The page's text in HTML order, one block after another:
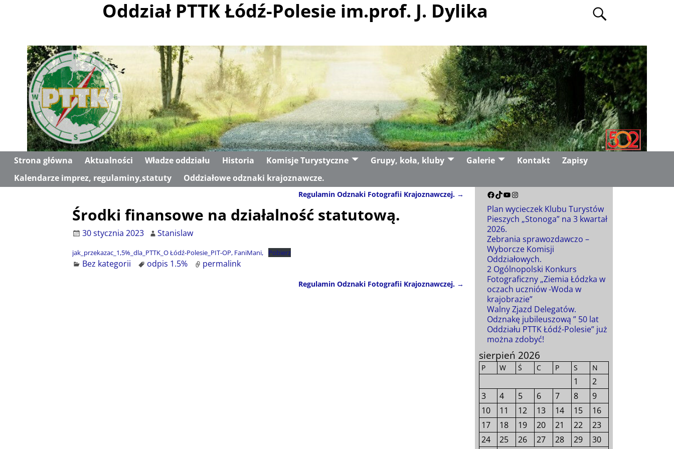
Oddział PTTK Łódź-Polesie im.prof. J. Dylika
Strona główna Aktualności Władze oddziału Historia Komisje Turystyczne Grupy, koła, kluby Galerie Kontakt
Zapisy
Kalendarze imprez, regulaminy,statuty
Oddziałowe odznaki krajoznawcze.
Nawigacja
Regulamin Odznaki Fotografii Krajoznawczej. →
Środki finansowe na działalność statutową.
30 stycznia 2023 Stanislaw
jak_przekazac_1,5%_dla_PTTK_O Łódź-Polesie_PIT-OP, FaniMani, Pobierz
Bez kategorii odpis 1.5% permalink
Regulamin Odznaki Fotografii Krajoznawczej. →
Plan wycieczek Klubu Turystów
Pieszych „Stonoga” na 3 kwartał
2026.
Zebrania sprawozdawczo –
Wyborcze Komisji
Oddziałowych.
2 Ogólnopolski Konkurs
Fotograficzny „Ziemia Łódzka w
oczach uczniów -Woda w
krajobrazie”
Walny Zjazd Delegatów.
Odznakę jubileuszową ” 50 lat
Oddziału PTTK Łódź-Polesie” już
można zdobyć!
sierpień 2026
P W Ś C P S N
1
2
3
4 5 6 7 8
9
10
11 12 13 14 15
16
17
18 19 20 21 22
23
24
25 26 27 28 29
30